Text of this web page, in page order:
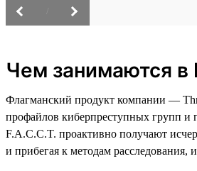
Чем занимаются в
Флагманский продукт компании —
профайлов киберпреступных групп и
F.A.C.C.T. проактивно получают
и прибегая к методам расследования,